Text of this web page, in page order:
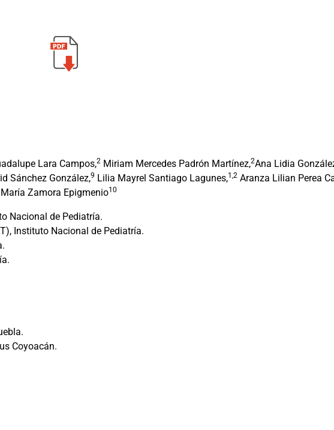
Lara Campos,2 Miriam Mercedes Padrón Martínez,2Ana Lidia
Sánchez González,9 Lilia Mayrel Santiago Lagunes,1,2 Aranza Lilian Perea
Zamora Epigmenio10
Nacional de Pediatría.
Instituto Nacional de Pediatría.
Coyoacán.